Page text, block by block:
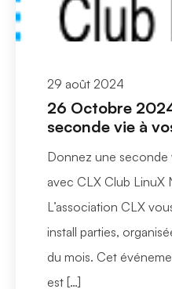
29 août 2024
26 Octobre
seconde vie à
Donnez une seconde
avec CLX Club LinuX
L’association CLX
install parties,
du mois. Cet
est […]